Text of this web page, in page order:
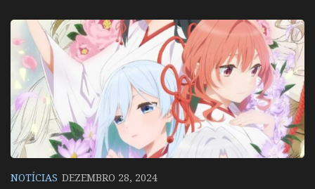
NOTÍCIAS DEZEMBRO 28, 2024